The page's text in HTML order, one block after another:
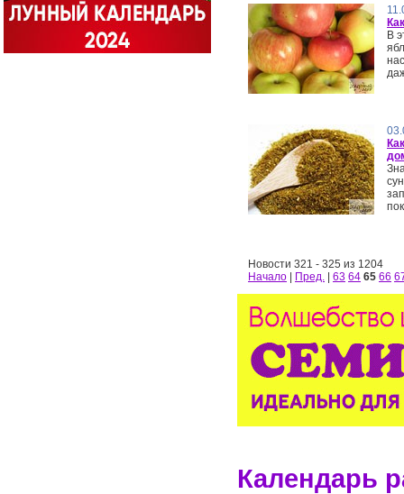
В
Новости 321 - 325 из 1204
Начало
Пред. 63 64 65 66
Календарь